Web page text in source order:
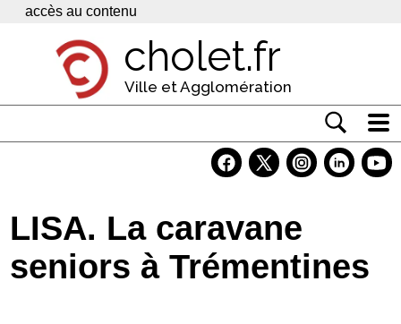
Panneau de gestion des cookies
accès au contenu
cholet.fr
Ville et Agglomération
Economie
Services
LISA. La caravane
seniors à Trémentines